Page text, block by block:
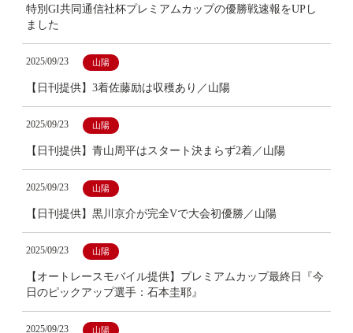
特別GI共同通信社杯プレミアムカップの優勝戦速報をUPし
ました
2025/09/23 山陽
【日刊提供】3着佐藤励は収穫あり／山陽
2025/09/23 山陽
【日刊提供】青山周平はスタート決まらず2着／山陽
2025/09/23 山陽
【日刊提供】黒川京介が完全Vで大会初優勝／山陽
2025/09/23 山陽
【オートレースモバイル提供】プレミアムカップ最終日『今
日のピックアップ選手：石本圭耶』
2025/09/23 山陽